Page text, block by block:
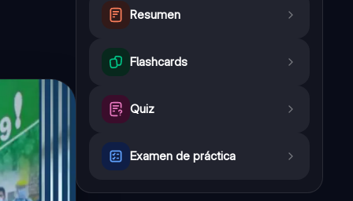
Resumen
Flashcards
Quiz
Examen de práctica